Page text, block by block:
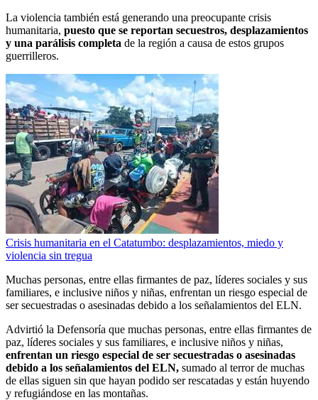
La violencia también está generando una preocupante crisis
humanitaria, puesto que se reportan secuestros, desplazamientos
y una parálisis completa de la región a causa de estos grupos
guerrilleros.
Crisis humanitaria en el Catatumbo: desplazamientos, miedo y
violencia sin tregua
Muchas personas, entre ellas firmantes de paz, líderes sociales y sus
familiares, e inclusive niños y niñas, enfrentan un riesgo especial de
ser secuestradas o asesinadas debido a los señalamientos del ELN.
Advirtió la Defensoría que muchas personas, entre ellas firmantes de
paz, líderes sociales y sus familiares, e inclusive niños y niñas,
enfrentan un riesgo especial de ser secuestradas o asesinadas
debido a los señalamientos del ELN, sumado al terror de muchas
de ellas siguen sin que hayan podido ser rescatadas y están huyendo
y refugiándose en las montañas.